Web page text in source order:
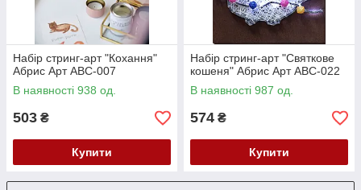
Набір стринг-арт "Кохання"
Абрис Арт ABC-007
В наявності 938 од.
503 ₴
Купити
Набір стринг-арт "Святкове
кошеня" Абрис Арт ABC-022
В наявності 987 од.
574 ₴
Купити